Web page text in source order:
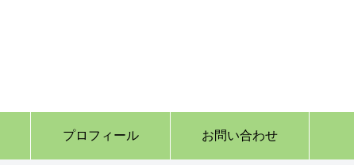
プロフィール お問い合わせ